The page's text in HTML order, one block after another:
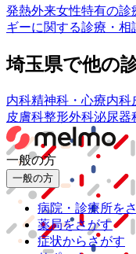
発熱外来女性特有の診
ギーに関する診療・相
埼玉県で他の
内科精神科・心療内科
皮膚科整形外科泌尿器
一般の方
一般の方
病院・診療所を
薬局をさがす
症状からさがす